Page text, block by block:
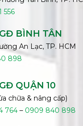
556
BÌNH TÂN
An Lạc, TP. HCM
898
QUẬN 10
chữa & nâng cấp)
764 – 0909 840 898